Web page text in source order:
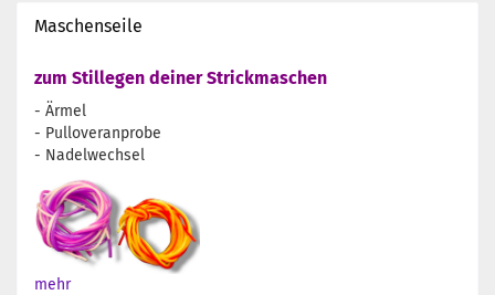
Maschenseile
zum Stillegen deiner Strickmaschen
- Ärmel
- Pulloveranprobe
- Nadelwechsel
mehr